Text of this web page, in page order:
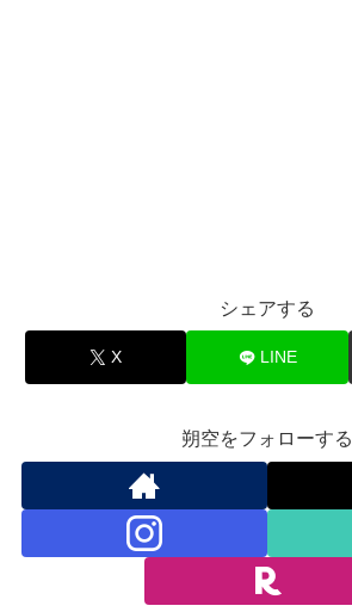
シェアする
X LINE
朔空をフォローする